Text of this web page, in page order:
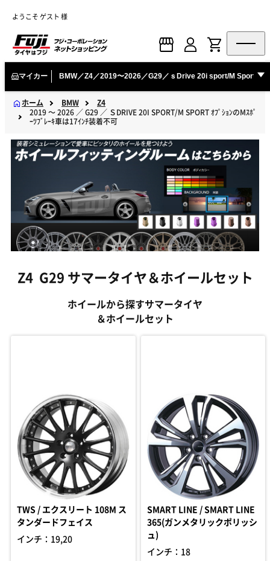
ようこそ ゲスト 様
マイカー BMW／Z4／2019〜2026／G29／ｓDrive 20i sport/M Sport ｵﾌﾟ
ホーム BMW
Z4
2019 ～ 2026 ／ G29 ／ ＳDRIVE 20I SPORT/M SPORT ｵﾌﾟｼｮﾝのMｽﾎﾟ
ｰﾂﾌﾞﾚｰｷ車は17ｲﾝﾁ装着不可
Z4 G29 サマータイヤ＆ホイールセット
ホイールから探すサマータイヤ
＆ホイールセット
TWS / エクスリート 108M ス
タンダードフェイス
インチ：19,20
SMART LINE / SMART LINE
365(ガンメタリックポリッシ
ュ)
インチ：18